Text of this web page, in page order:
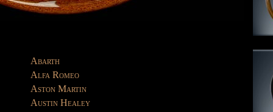
Abarth
Alfa Romeo
Aston Martin
Austin Healey